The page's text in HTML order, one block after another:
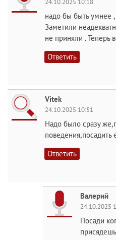
24.10.2025 10:18
надо бы быть умнее ,
Заметили
не приняли . Теперь
Ответить
Vitek
24.10.2025 10:51
Надо было сразу
поведения,посадить
Ответить
Валерий
24.10.2025
Посади